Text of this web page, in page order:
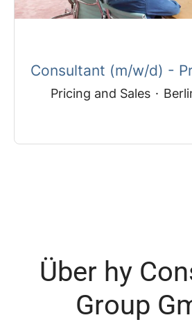
Consultant (m/w/d) -
Pricing and Sales ·
Über hy
Group